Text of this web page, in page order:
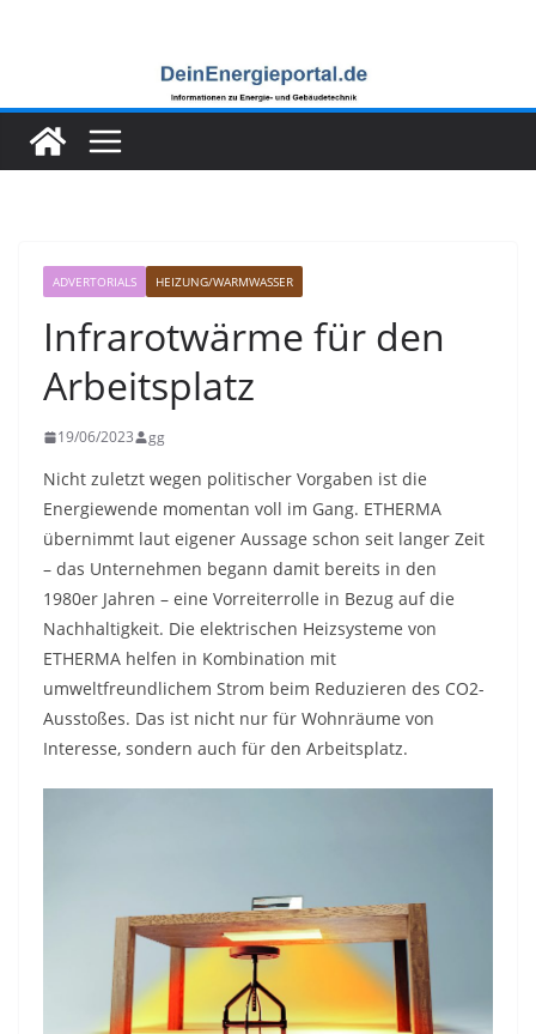
ADVERTORIALS HEIZUNG/WARMWASSER
Infrarotwärme für den
Arbeitsplatz
19/06/2023 gg
Nicht zuletzt wegen politischer Vorgaben ist die
Energiewende momentan voll im Gang. ETHERMA
übernimmt laut eigener Aussage schon seit langer Zeit
– das Unternehmen begann damit bereits in den
1980er Jahren – eine Vorreiterrolle in Bezug auf die
Nachhaltigkeit. Die elektrischen Heizsysteme von
ETHERMA helfen in Kombination mit
umweltfreundlichem Strom beim Reduzieren des CO2-
Ausstoßes. Das ist nicht nur für Wohnräume von
Interesse, sondern auch für den Arbeitsplatz.